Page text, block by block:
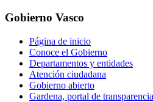
Gobierno Vasco
Página de inicio
Conoce el Gobierno
Departamentos y entidades
Atención ciudadana
Gobierno abierto
Gardena, portal de transparencia